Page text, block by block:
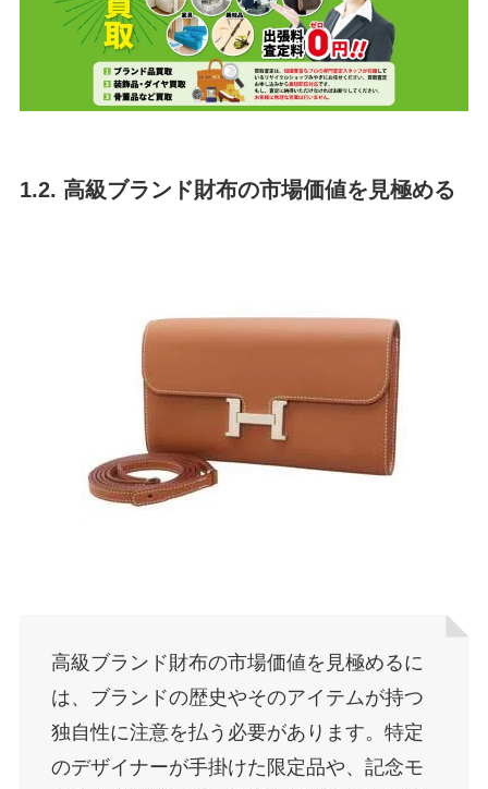
1.2. 高級ブランド財布の市場価値を見極める
高級ブランド財布の市場価値を見極めるに
は、ブランドの歴史やそのアイテムが持つ
独自性に注意を払う必要があります。特定
のデザイナーが手掛けた限定品や、記念モ